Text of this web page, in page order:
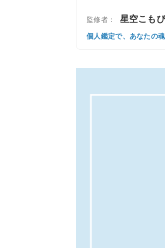
監修者： 星空こも
個人鑑定で、あなたの